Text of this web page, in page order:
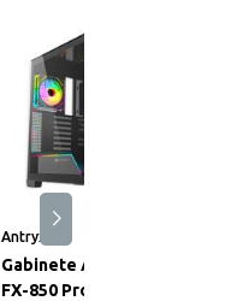
Antryx®
Gabinete ATX Antryx
FX-850 Pro, 5